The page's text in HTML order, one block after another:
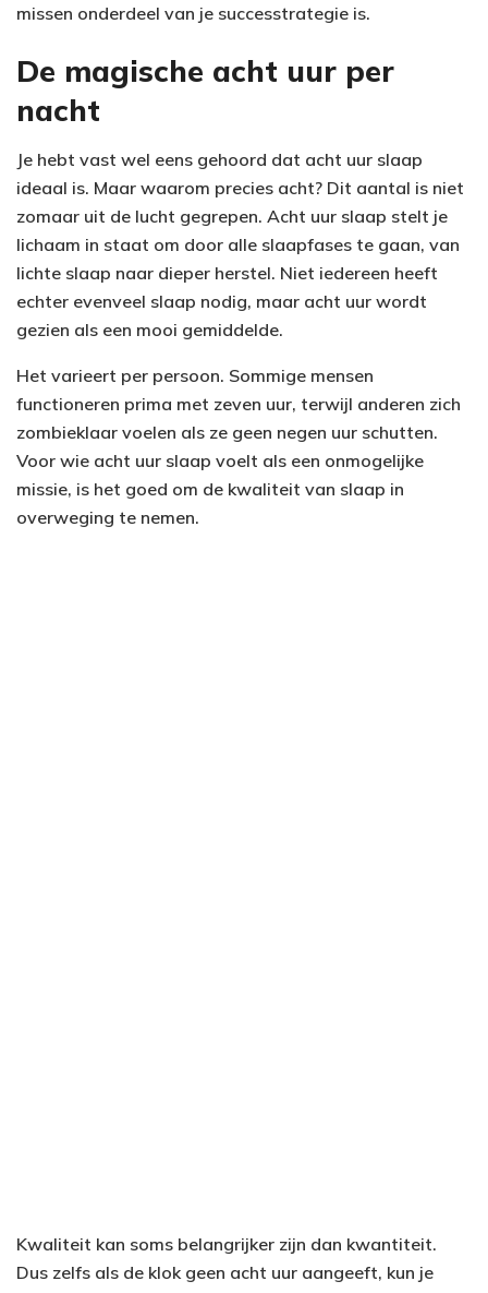
missen onderdeel van je successtrategie is.
De magische acht uur per
nacht
Je hebt vast wel eens gehoord dat acht uur slaap
ideaal is. Maar waarom precies acht? Dit aantal is niet
zomaar uit de lucht gegrepen. Acht uur slaap stelt je
lichaam in staat om door alle slaapfases te gaan, van
lichte slaap naar dieper herstel. Niet iedereen heeft
echter evenveel slaap nodig, maar acht uur wordt
gezien als een mooi gemiddelde.
Het varieert per persoon. Sommige mensen
functioneren prima met zeven uur, terwijl anderen zich
zombieklaar voelen als ze geen negen uur schutten.
Voor wie acht uur slaap voelt als een onmogelijke
missie, is het goed om de kwaliteit van slaap in
overweging te nemen.
Kwaliteit kan soms belangrijker zijn dan kwantiteit.
Dus zelfs als de klok geen acht uur aangeeft, kun je